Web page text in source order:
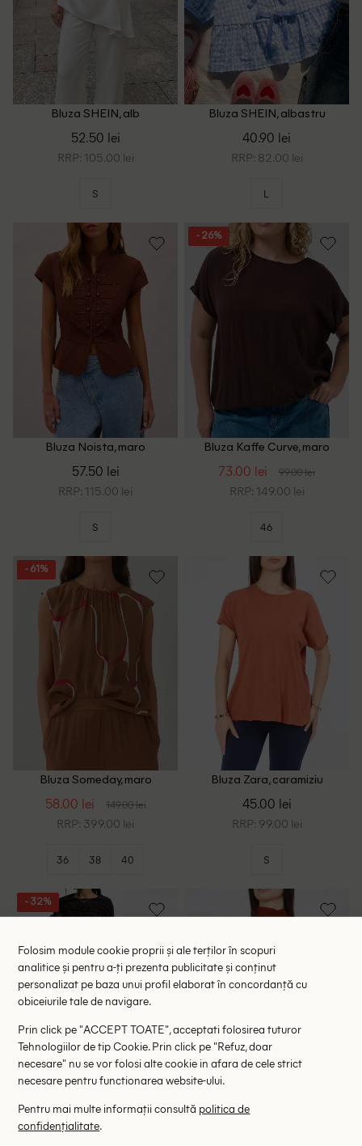
Bluza SHEIN, alb
52.50 lei
RRP: 105.00 lei
S
Bluza SHEIN, albastru
40.90 lei
RRP: 82.00 lei
L
Bluza Noista, maro
57.50 lei
RRP: 115.00 lei
S
- 26%
Bluza Kaffe Curve, maro
73.00 lei 99.00 lei
RRP: 149.00 lei
46
- 61%
Bluza Someday, maro
58.00 lei 149.00 lei
RRP: 399.00 lei
36 38 40
Bluza Zara, caramiziu
45.00 lei
RRP: 99.00 lei
S
- 32%
Bluza Urban Threads, maro
inchis
47.00 lei
Bluza Bershka, caramiziu
Folosim module cookie proprii și ale terților în scopuri
analitice și pentru a-ți prezenta publicitate și conținut
personalizat pe baza unui profil elaborat în concordanță cu
obiceiurile tale de navigare.
Prin click pe "ACCEPT TOATE", acceptati folosirea tuturor
Tehnologiilor de tip Cookie. Prin click pe "Refuz, doar
necesare" nu se vor folosi alte cookie in afara de cele strict
necesare pentru functionarea website-ului.
Pentru mai multe informații consultă politica de
confidențialitate.